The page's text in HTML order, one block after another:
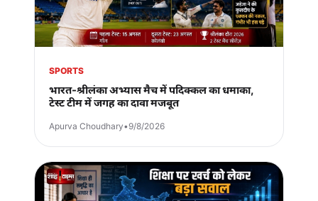
SPORTS
भारत-श्रीलंका अभ्यास मैच में पदिक्कल का धमाका,
टेस्ट टीम में जगह का दावा मजबूत
Apurva Choudhary•9/8/2026